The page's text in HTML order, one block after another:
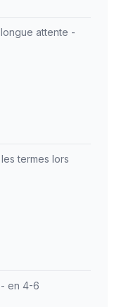
attente -
termes lors
en 4-6